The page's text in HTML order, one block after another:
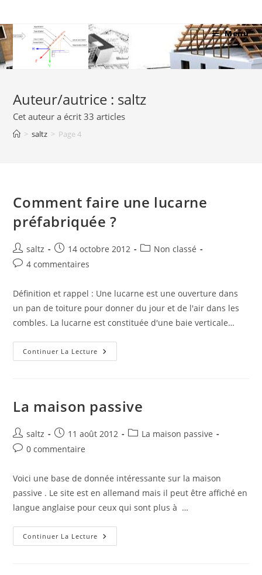
to
content
Menu
Auteur/autrice : saltz
Cet auteur a écrit 33 articles
> saltz > Page 4
Comment faire une lucarne
préfabriquée ?
Auteur/autrice
de
saltz
Publication
publiée :
14 octobre 2012
PostNon classé
Commentaires
la
publication :
4 commentaires
Définition et rappel : Une lucarne est une ouverture dans
un pan de toiture pour donner du jour et de l'air dans les
combles. La lucarne est constituée d'une baie verticale…
Continuer La Lecture Comment
Faire
La maison passive
Auteur/autrice
de
saltz
Publication
publiée :
11 août 2012
PostLa maison passive
Commentaires
la
publication :
0 commentaire
Voici une base de donnée intéressante sur la maison
passive . Le site est en allemand mais il peut être affiché en
langue anglaise pour ceux qui sont plus à …
Continuer La Lecture La
Maison